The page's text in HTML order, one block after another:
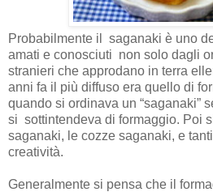
Probabilmente il saganaki è uno
amati e conosciuti non solo dagli
stranieri che approdano in terra
anni fa il più diffuso era quello di
quando si ordinava un “saganaki”
si sottintendeva di formaggio. Poi
saganaki, le cozze saganaki, e
creatività.
Generalmente si pensa che il